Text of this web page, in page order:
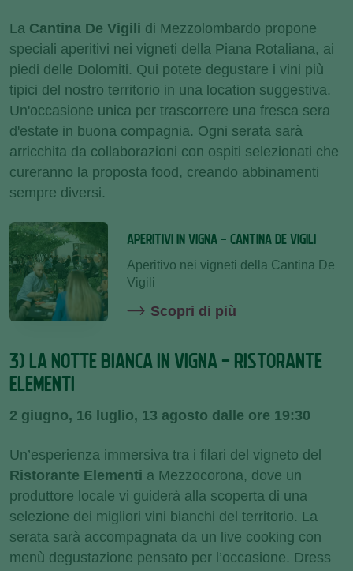
La Cantina De Vigili di Mezzolombardo propone
speciali aperitivi nei vigneti della Piana Rotaliana, ai
piedi delle Dolomiti. Qui potete degustare i vini più
tipici del nostro territorio in una location suggestiva.
Un'occasione unica per trascorrere una fresca sera
d'estate in buona compagnia. Ogni serata sarà
arricchita da collaborazioni con ospiti selezionati che
cureranno la proposta food, creando abbinamenti
sempre diversi.
APERITIVI IN VIGNA - CANTINA DE VIGILI
Aperitivo nei vigneti della Cantina De
Vigili
Scopri di più
3) LA NOTTE BIANCA IN VIGNA - RISTORANTE
ELEMENTI
2 giugno, 16 luglio, 13 agosto dalle ore 19:30
Un’esperienza immersiva tra i filari del vigneto del
Ristorante Elementi a Mezzocorona, dove un
produttore locale vi guiderà alla scoperta di una
selezione dei migliori vini bianchi del territorio. La
serata sarà accompagnata da un live cooking con
menù degustazione pensato per l’occasione. Dress